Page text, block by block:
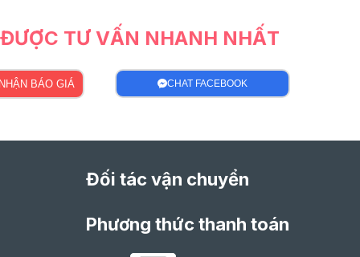
TƯ VẤN NHANH NHẤT
BÁO GIÁ CHAT FACEBOOK
Đối tác vận chuyển
Phương thức thanh toán